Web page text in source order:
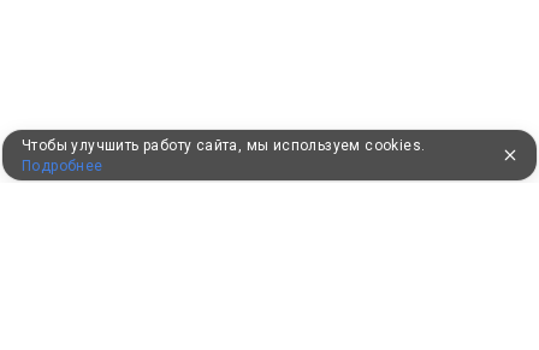
Чтобы улучшить работу сайта, мы используем cookies.
Подробнее